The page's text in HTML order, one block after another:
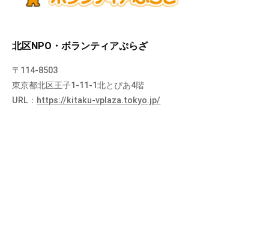
北区NPO・ボランティアぷらざ
〒114-8503
東京都北区王子1-11-1北とぴあ4階
URL： https://kitaku-vplaza.tokyo.jp/